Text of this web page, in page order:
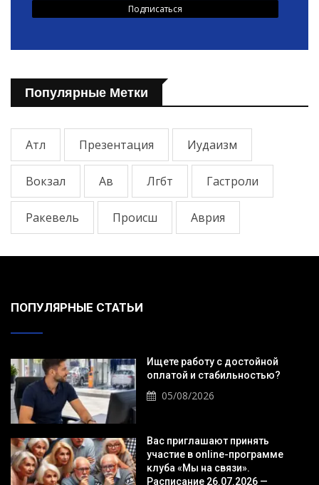
Популярные Метки
Атл Презентация Иудаизм
Вокзал Ав Лгбт Гастроли
Ракевель Происш Аврия
ПОПУЛЯРНЫЕ СТАТЬИ
Ищете работу с достойной
оплатой и стабильностью?
05/08/2026
Вас приглашают принять
участие в online-программе
клуба «Мы на связи».
Расписание 26.07.2026 —